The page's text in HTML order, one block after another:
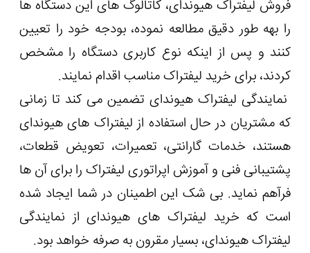
فروش لیفتراک هیوندای، کاتالوگ های این دستگاه ها
را بهه طور دقیق مطالعه نموده، بودجه خود را تعیین
کنند و پس از اینکه نوع کاربری دستگاه را مشخص
کردند، برای خرید لیفتراک مناسب اقدام نمایند.
نمایندگی لیفتراک هیوندای تضمین می کند تا زمانی
که مشتریان در حال استفاده از لیفتراک های هیوندای
هستند، خدمات گارانتی، تعمیرات، تعویض قطعات،
پشتیبانی فنی و آموزش اپراتوری لیفتراک را برای آن ها
فرآهم نماید. بی شک این اطمینان در شما ایجاد شده
است که خرید لیفتراک های هیوندای از نمایندگی
لیفتراک هیوندای، بسیار مقرون به صرفه خواهد بود.